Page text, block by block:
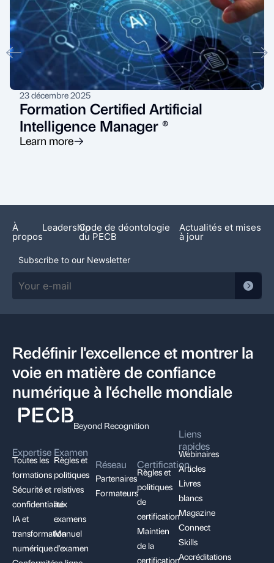
23 décembre 2025
Formation Certified Artificial
Intelligence Manager ®
Learn more
À
propos
LeadershipCode de déontologie
du PECB
Actualités et mises
à jour
Subscribe to our Newsletter
Redéfinir l'excellence et montrer la
voie en matière de confiance
numérique à l'échelle mondiale
Beyond Recognition
Expertise
Toutes les
formations
Sécurité et
confidentialité
IA et
transformation
numérique
Examen
Règles et
politiques
relatives
aux
examens
Manuel
d'examen
Réseau
Partenaires
Formateurs
Certification
Règles et
politiques
de
certification
Maintien
de la
certification
Liens
rapides
Webinaires
Articles
Livres
blancs
Magazine
Connect
Skills
Accréditations